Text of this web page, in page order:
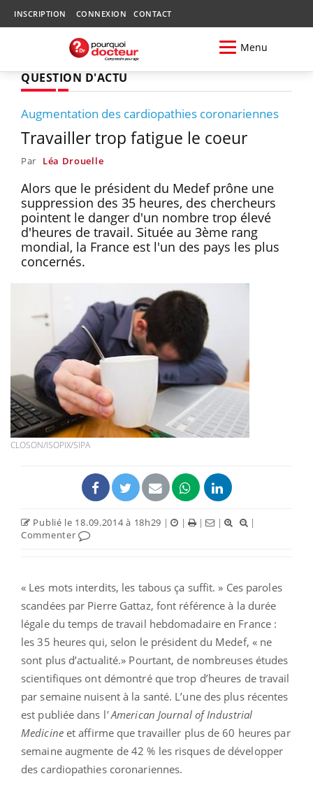
INSCRIPTION CONNEXION CONTACT
Menu
QUESTION D'ACTU
Augmentation des cardiopathies coronariennes
Travailler trop fatigue le coeur
Par Léa Drouelle
Alors que le président du Medef prône une
suppression des 35 heures, des chercheurs
pointent le danger d'un nombre trop élevé
d'heures de travail. Située au 3ème rang
mondial, la France est l'un des pays les plus
concernés.
CLOSON/ISOPIX/SIPA
Publié le 18.09.2014 à 18h29 | | | |
|
Commenter
« Les mots interdits, les tabous ça suffit. » Ces paroles
scandées par Pierre Gattaz, font référence à la durée
légale du temps de travail hebdomadaire en France :
les 35 heures qui, selon le président du Medef, « ne
sont plus d’actualité.» Pourtant, de nombreuses études
scientifiques ont démontré que trop d’heures de travail
par semaine nuisent à la santé. L’une des plus récentes
est publiée dans l' American Journal of Industrial
Medicine et affirme que travailler plus de 60 heures par
semaine augmente de 42 % les risques de développer
des cardiopathies coronariennes.